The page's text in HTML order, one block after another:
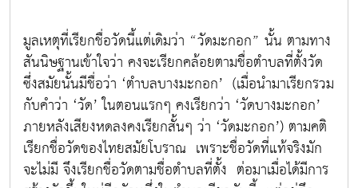
มูลเหตุที่เรียกชื่อวัดนี้แต่เดิมว่า “วัดมะกอก” นั้น ตามทาง
สันนิษฐานเข้าใจว่า คงจะเรียกคล้อยตามชื่อตำบลที่ตั้งวัด
ซึ่งสมัยนั้นมีชื่อว่า ‘ตำบลบางมะกอก’ (เมื่อนำมาเรียกรวม
กับคำว่า ‘วัด’ ในตอนแรกๆ คงเรียกว่า ‘วัดบางมะกอก’
ภายหลังเสียงหดลงคงเรียกสั้นๆ ว่า ‘วัดมะกอก’) ตามคติ
เรียกชื่อวัดของไทยสมัยโบราณ เพราะชื่อวัดที่แท้จริงมัก
จะไม่มี จึงเรียกชื่อวัดตามชื่อตำบลที่ตั้ง ต่อมาเมื่อได้มีการ